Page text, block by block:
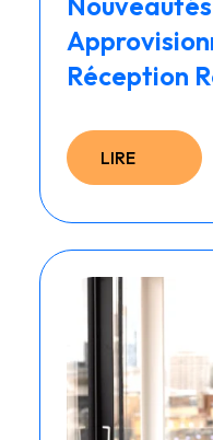
Réception
LIRE